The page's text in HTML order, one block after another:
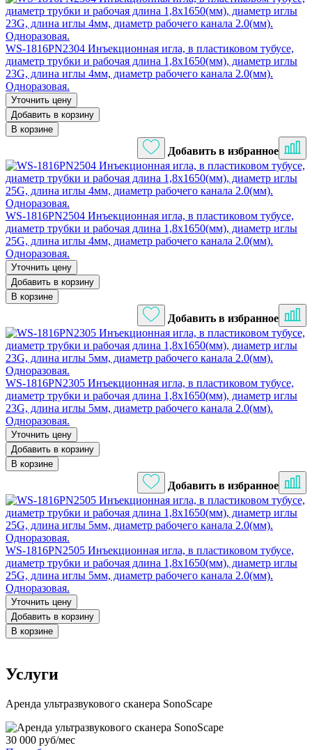
WS-1816PN2304 Инъекционная игла, в пластиковом тубусе,
диаметр трубки и рабочая длина 1,8х1650(мм), диаметр иглы
23G, длина иглы 4мм, диаметр рабочего канала 2.0(мм).
Одноразовая.
Уточнить цену
Добавить в корзину
В корзине
Добавить в избранное
WS-1816PN2504 Инъекционная игла, в пластиковом тубусе,
диаметр трубки и рабочая длина 1,8х1650(мм), диаметр иглы
25G, длина иглы 4мм, диаметр рабочего канала 2.0(мм).
Одноразовая.
Уточнить цену
Добавить в корзину
В корзине
Добавить в избранное
WS-1816PN2305 Инъекционная игла, в пластиковом тубусе,
диаметр трубки и рабочая длина 1,8х1650(мм), диаметр иглы
23G, длина иглы 5мм, диаметр рабочего канала 2.0(мм).
Одноразовая.
Уточнить цену
Добавить в корзину
В корзине
Добавить в избранное
WS-1816PN2505 Инъекционная игла, в пластиковом тубусе,
диаметр трубки и рабочая длина 1,8х1650(мм), диаметр иглы
25G, длина иглы 5мм, диаметр рабочего канала 2.0(мм).
Одноразовая.
Уточнить цену
Добавить в корзину
В корзине
Услуги
Аренда ультразвукового сканера SonoScape
30 000 руб/мес